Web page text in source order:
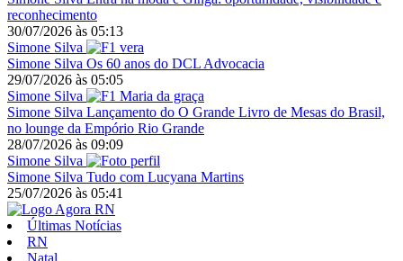
reconhecimento
30/07/2026 às 05:13
Simone Silva
Simone Silva Os 60 anos do DCL Advocacia
29/07/2026 às 05:05
Simone Silva
Simone Silva Lançamento do O Grande Livro de Mesas do Brasil,
no lounge da Empório Rio Grande
28/07/2026 às 09:09
Simone Silva
Simone Silva Tudo com Lucyana Martins
25/07/2026 às 05:41
Últimas Notícias
RN
Natal